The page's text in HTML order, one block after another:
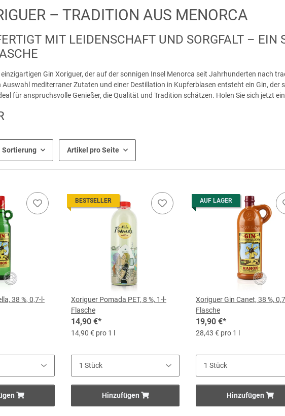
– TRADITION AUS MENORCA
MIT LEIDENSCHAFT UND SORGFALT – EIN
einzigartigen Gin Xoriguer, der auf der sonnigen Insel Menorca seit Jahrhunderten nach
mediterraner Zutaten und einer Destillation in Kupferblasen entsteht ein Gin, der
für anspruchsvolle Genießer, die Qualität und Tradition schätzen. Holen Sie sich jetzt
Sortierung Artikel pro Seite
38 %, 0,7-l-
BESTSELLER
Xoriguer Pomada PET, 8 %, 1-l-
Flasche
14,90 €*
14,90 € pro 1 l
Hinzufügen
AUF LAGER
Xoriguer Gin Canet, 38 %,
Flasche
19,90 €*
28,43 € pro 1 l
Hinzufügen